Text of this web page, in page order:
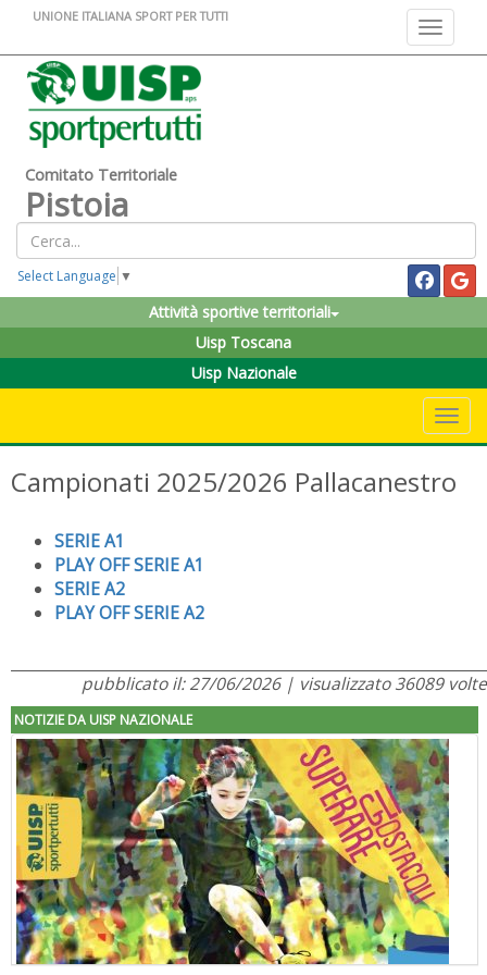
Toggle
UNIONE ITALIANA SPORT PER TUTTI
Comitato Territoriale
Pistoia
Select Language ▼
Attività sportive territoriali
Uisp Toscana
Uisp Nazionale
Campionati 2025/2026 Pallacanestro
SERIE A1
PLAY OFF SERIE A1
SERIE A2
PLAY OFF SERIE A2
pubblicato il: 27/06/2026 | visualizzato 36089 volte
NOTIZIE DA UISP NAZIONALE